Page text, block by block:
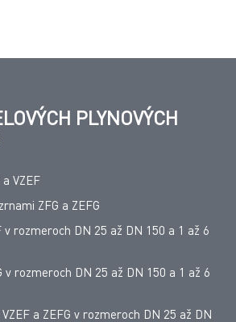
PLYNOVÝCH
VZEF
ZFG a ZEFG
rozmeroch DN 25 až DN 150 a 1 až 6
v rozmeroch DN 25 až DN 150 a 1 až 6
a ZEFG v rozmeroch DN 25 až DN